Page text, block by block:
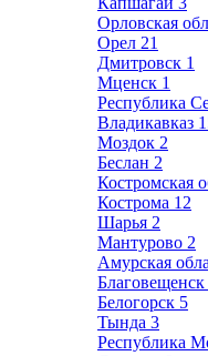
Орловская
Орел 21
Дмитровск 1
Мценск 1
Республика
Владикавказ
Моздок 2
Беслан 2
Костромская
Кострома 12
Шарья 2
Мантурово 2
Амурская
Благовещенск
Белогорск 5
Тында 3
Республика